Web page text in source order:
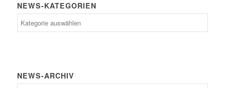
NEWS-KATEGORIEN
Kategorien
NEWS-ARCHIV